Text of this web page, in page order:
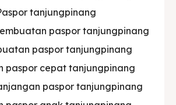
tanjungpinang
paspor tanjungpinang
paspor tanjungpinang
paspor cepat tanjungpinang
paspor tanjungpinang